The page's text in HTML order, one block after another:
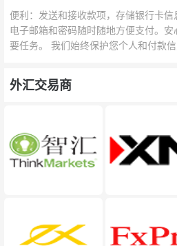
便利：发送和接收款项，存储银行卡
电子邮箱和密码随时随地方便支付。
要任务。 我们始终保护您个人和付款
外汇交易商